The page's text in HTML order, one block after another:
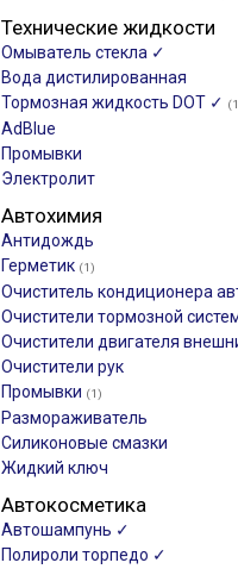
Технические жидкости
Омыватель стекла ✓
Вода дистилированная
Тормозная жидкость DOT ✓
AdBlue
Промывки
Электролит
Автохимия
Антидождь
Герметик (1)
Очиститель кондиционера
Очистители тормозной
Очистители двигателя
Очистители рук
Промывки (1)
Размораживатель
Силиконовые смазки
Жидкий ключ
Автокосметика
Автошампунь ✓
Полироли торпедо ✓